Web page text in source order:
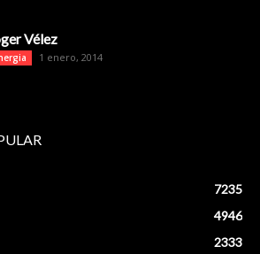
Vélez
1 enero, 2014
7235
4946
2333